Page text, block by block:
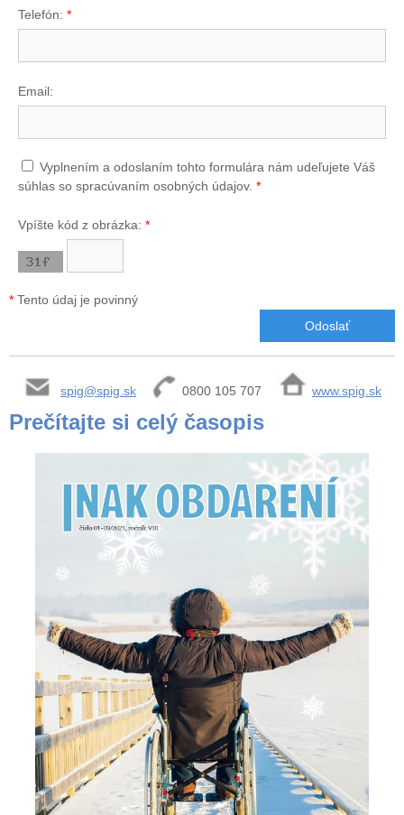
Telefón: *
Email:
Vyplnením a odoslaním tohto formulára nám udeľujete Váš
súhlas so spracúvaním osobných údajov. *
Vpíšte kód z obrázka: *
* Tento údaj je povinný
spig@spig.sk 0800 105 707 www.spig.sk
Prečítajte si celý časopis